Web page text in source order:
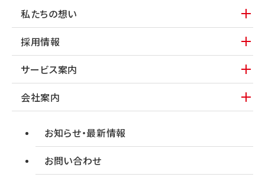
私たちの想い
採用情報
サービス案内
会社案内
お知らせ・最新情報
お問い合わせ